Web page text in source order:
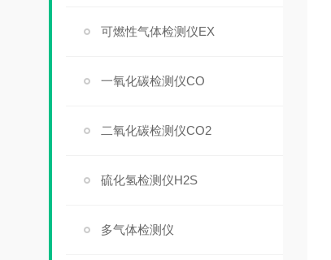
可燃性气体检测仪EX
一氧化碳检测仪CO
二氧化碳检测仪CO2
硫化氢检测仪H2S
多气体检测仪